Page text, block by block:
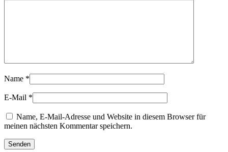
Name *
E-Mail *
Name, E-Mail-Adresse und Website in diesem Browser für
meinen nächsten Kommentar speichern.